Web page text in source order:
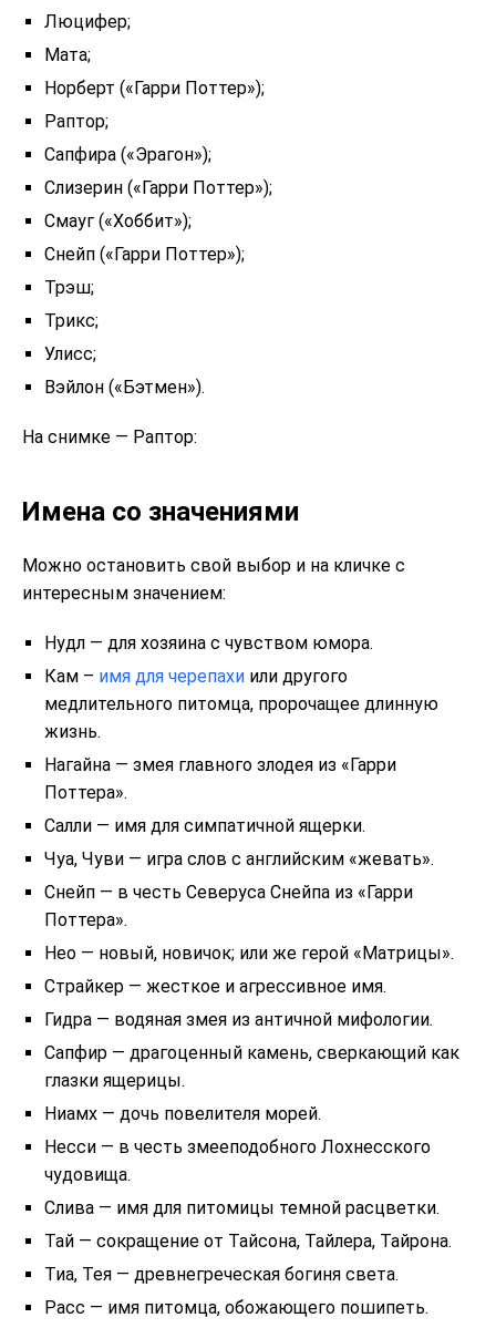
Люцифер;
Мата;
Норберт («Гарри Поттер»);
Раптор;
Сапфира («Эрагон»);
Слизерин («Гарри Поттер»);
Смауг («Хоббит»);
Снейп («Гарри Поттер»);
Трэш;
Трикс;
Улисс;
Вэйлон («Бэтмен»).
На снимке — Раптор:
Имена со значениями
Можно остановить свой выбор и на кличке с
интересным значением:
Нудл — для хозяина с чувством юмора.
Кам – имя для черепахи или другого
медлительного питомца, пророчащее длинную
жизнь.
Нагайна — змея главного злодея из «Гарри
Поттера».
Салли — имя для симпатичной ящерки.
Чуа, Чуви — игра слов с английским «жевать».
Снейп — в честь Северуса Снейпа из «Гарри
Поттера».
Нео — новый, новичок; или же герой «Матрицы».
Страйкер — жесткое и агрессивное имя.
Гидра — водяная змея из античной мифологии.
Сапфир — драгоценный камень, сверкающий как
глазки ящерицы.
Ниамх — дочь повелителя морей.
Несси — в честь змееподобного Лохнесского
чудовища.
Слива — имя для питомицы темной расцветки.
Тай — сокращение от Тайсона, Тайлера, Тайрона.
Тиа, Тея — древнегреческая богиня света.
Расс — имя питомца, обожающего пошипеть.